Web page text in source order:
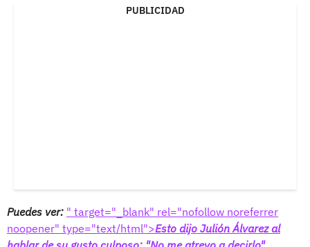
PUBLICIDAD
Puedes ver: " target="_blank" rel="nofollow noreferrer
noopener" type="text/html">Esto dijo Julión Álvarez al